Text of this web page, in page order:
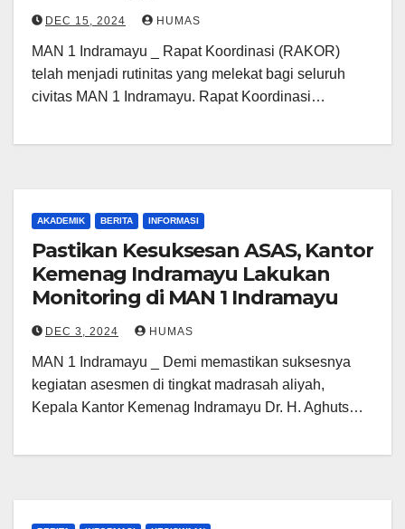
DEC 15, 2024 HUMAS
MAN 1 Indramayu _ Rapat Koordinasi (RAKOR)
telah menjadi rutinitas yang melekat bagi seluruh
civitas MAN 1 Indramayu. Rapat Koordinasi…
AKADEMIK BERITA INFORMASI
Pastikan Kesuksesan ASAS, Kantor
Kemenag Indramayu Lakukan
Monitoring di MAN 1 Indramayu
DEC 3, 2024 HUMAS
MAN 1 Indramayu _ Demi memastikan suksesnya
kegiatan asesmen di tingkat madrasah aliyah,
Kepala Kantor Kemenag Indramayu Dr. H. Aghuts…